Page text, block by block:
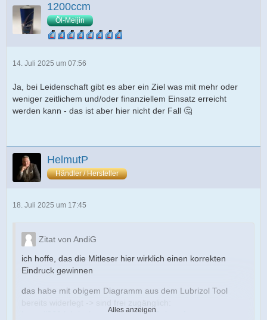
1200ccm
Öl-Meijin
14. Juli 2025 um 07:56
Ja, bei Leidenschaft gibt es aber ein Ziel was mit mehr oder
weniger zeitlichem und/oder finanziellem Einsatz erreicht
werden kann - das ist aber hier nicht der Fall 🤔
HelmutP
Händler / Hersteller
18. Juli 2025 um 17:45
Zitat von AndiG
ich hoffe, das die Mitleser hier wirklich einen korrekten
Eindruck gewinnen
das habe mit obigem Diagramm aus dem Lubrizol Tool
https://360.lubrizol.com/Resources/Rela…rformance-
Alles anzeigen